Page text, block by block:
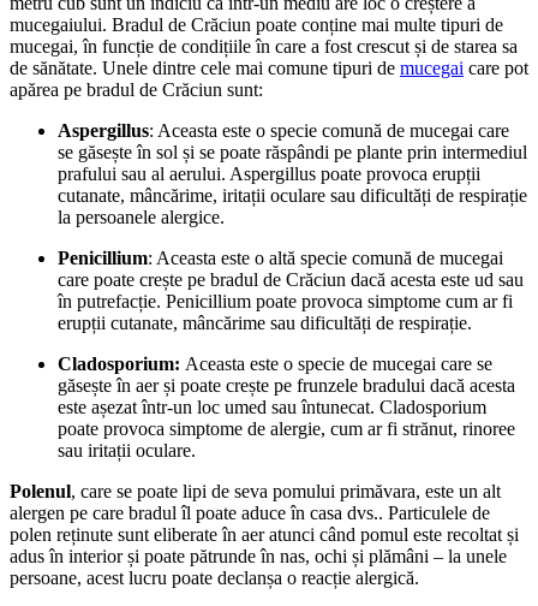
mucegaiului. Bradul de Crăciun poate conține mai multe tipuri de
mucegai, în funcție de condițiile în care a fost crescut și de starea sa
de sănătate. Unele dintre cele mai comune tipuri de mucegai care pot
apărea pe bradul de Crăciun sunt:
Aspergillus: Aceasta este o specie comună de mucegai care
se găsește în sol și se poate răspândi pe plante prin intermediul
prafului sau al aerului. Aspergillus poate provoca erupții
cutanate, mâncărime, iritații oculare sau dificultăți de respirație
la persoanele alergice.
Penicillium: Aceasta este o altă specie comună de mucegai
care poate crește pe bradul de Crăciun dacă acesta este ud sau
în putrefacție. Penicillium poate provoca simptome cum ar fi
erupții cutanate, mâncărime sau dificultăți de respirație.
Cladosporium: Aceasta este o specie de mucegai care se
găsește în aer și poate crește pe frunzele bradului dacă acesta
este așezat într-un loc umed sau întunecat. Cladosporium
poate provoca simptome de alergie, cum ar fi strănut, rinoree
sau iritații oculare.
Polenul, care se poate lipi de seva pomului primăvara, este un alt
alergen pe care bradul îl poate aduce în casa dvs.. Particulele de
polen reținute sunt eliberate în aer atunci când pomul este recoltat și
adus în interior și poate pătrunde în nas, ochi și plămâni – la unele
persoane, acest lucru poate declanșa o reacție alergică.